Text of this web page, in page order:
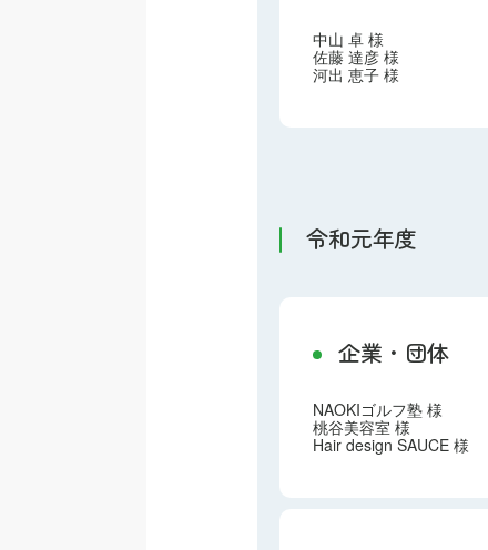
中山 卓 様
佐藤 達彦 様
河出 恵子 様
令和元年度
企業・団体
NAOKIゴルフ塾 様
桃谷美容室 様
Hair design SAUCE 様